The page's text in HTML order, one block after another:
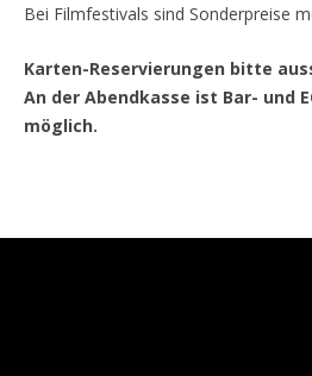
Bei Filmfestivals sind Sonderpreise
Karten-Reservierungen bitte
An der Abendkasse ist Bar- und
möglich.